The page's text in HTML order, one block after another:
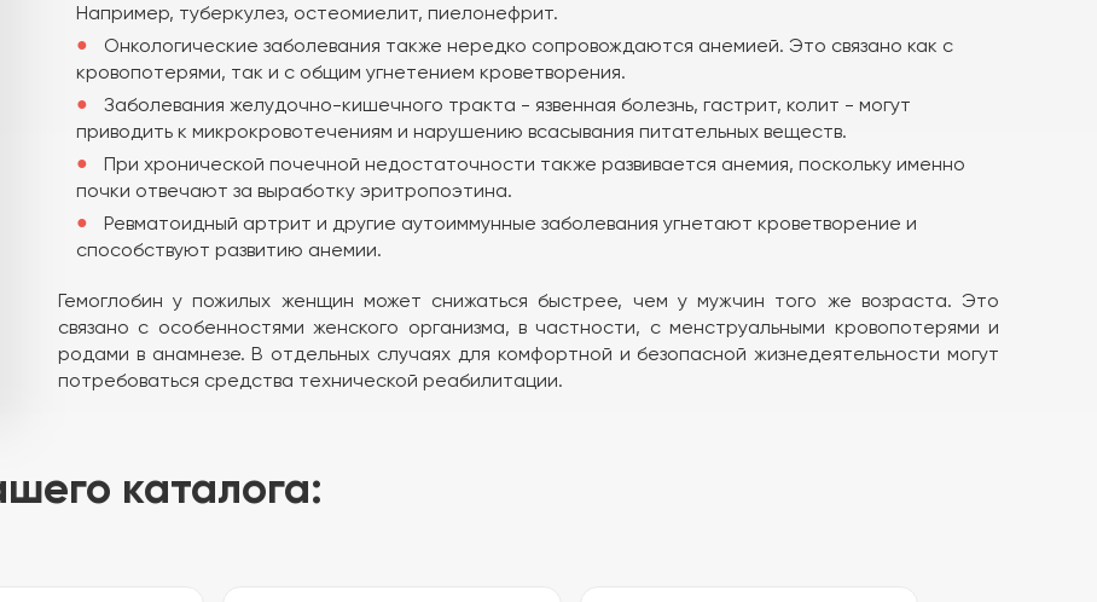
Например, туберкулез, остеомиелит, пиелонефрит.
Онкологические заболевания также нередко сопровождаются анемией. Это связано как с
кровопотерями, так и с общим угнетением кроветворения.
Заболевания желудочно-кишечного тракта - язвенная болезнь, гастрит, колит - могут
приводить к микрокровотечениям и нарушению всасывания питательных веществ.
При хронической почечной недостаточности также развивается анемия, поскольку именно
почки отвечают за выработку эритропоэтина.
Ревматоидный артрит и другие аутоиммунные заболевания угнетают кроветворение и
способствуют развитию анемии.
Гемоглобин у пожилых женщин может снижаться быстрее, чем у мужчин того же возраста. Это
связано с особенностями женского организма, в частности, с менструальными кровопотерями и
родами в анамнезе. В отдельных случаях для комфортной и безопасной жизнедеятельности могут
потребоваться средства технической реабилитации.
каталога: